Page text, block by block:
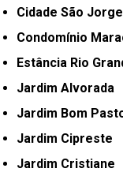
Cidade São Jorge
Condomínio
Estância Rio
Jardim Alvorada
Jardim Bom
Jardim Cipreste
Jardim Cristiane